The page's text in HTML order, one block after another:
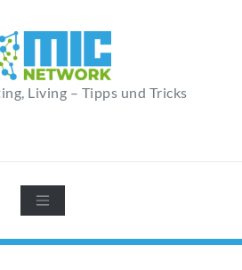
Living – Tipps und Tricks